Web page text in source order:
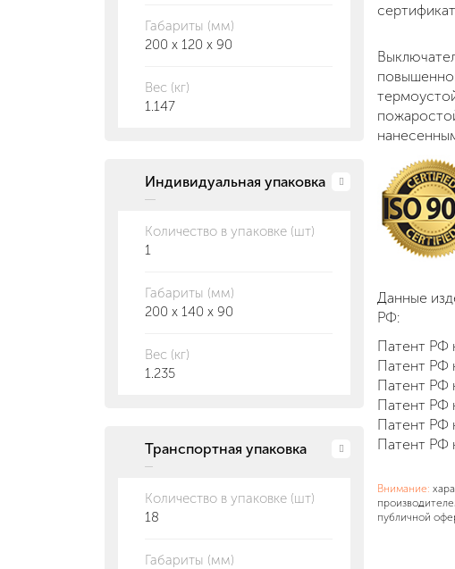
Габариты (мм)
200 x 120 x 90
Вес (кг)
1.147
Индивидуальная упаковка
Количество в упаковке (шт)
1
Габариты (мм)
200 x 140 x 90
Вес (кг)
1.235
Транспортная упаковка
Количество в упаковке (шт)
18
Габариты (мм)
Данные
РФ:
Патент РФ
Патент РФ
Патент РФ
Патент РФ
Патент РФ
Патент РФ
Внимание:
публичной